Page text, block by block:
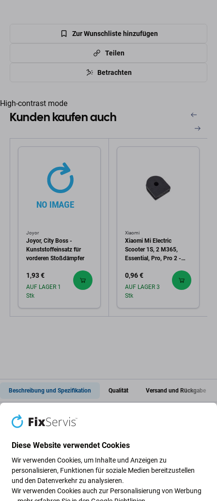
Zur Wunschliste hinzufügen
Teilen
Betrachten
High-contrast mode
Kunden kaufen auch
Joyor
Joyor, City Boss -
Kunststoffeinsatz für
vorderen Stoßdämpfer
1,93 €
AUF LAGER 1
Stk
Xiaomi
Xiaomi Mi Electric
Scooter 1S, 2 M365,
Essential, Pro, Pro 2 -
Kabeldurchführungstopfen
0,96 €
AUF LAGER 3
Stk
Beschreibung und Spezifikation Qualität Versand und Rückgabe
Zündschalter mit Voltmeter für Kugoo
Kirin M4, M4 Pro, Speedual, Zero 8X,
10X, MiniWalker, T10-DDM
Diese Website verwendet Cookies
Wir verwenden Cookies, um Inhalte und Anzeigen zu
personalisieren, Funktionen für soziale Medien bereitzustellen
und den Datenverkehr zu analysieren.
Wir verwenden Cookies auch zur Personalisierung von Werbung